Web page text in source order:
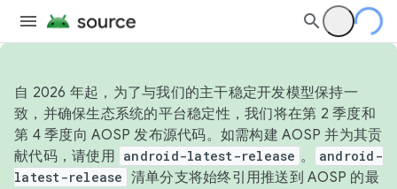
自 2026 年起，为了与我们的主干稳定开发模型保持一
致，并确保生态系统的平台稳定性，我们将在第 2 季度和
第 4 季度向 AOSP 发布源代码。如需构建 AOSP 并为其贡
献代码，请使用 android-latest-release 。
android-
latest-release 清单分支将始终引用推送到 AOSP 的最